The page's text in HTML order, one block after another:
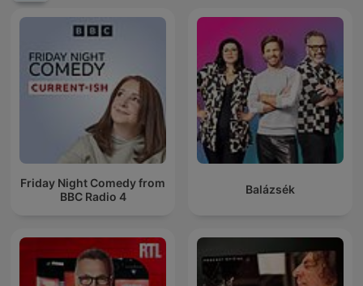
Friday Night Comedy from
BBC Radio 4
Balázsék